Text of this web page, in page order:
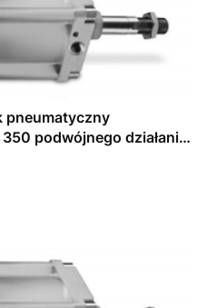
pneumatyczny
podwójnego działania,
wg DIN/ISO 6431